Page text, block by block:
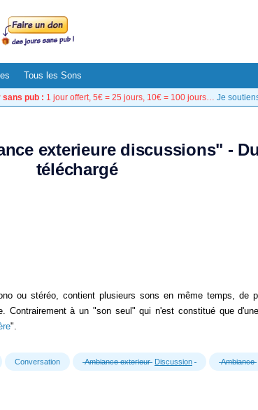
Tous les Sons
sans pub : 1 jour offert, 5€ = 25 jours, 10€ = 100 jours… Je
exterieure discussions" -
téléchargé
ou stéréo, contient plusieurs sons en même temps, de
Contrairement à un "son seul" qui n'est constitué que
".
Conversation Ambiance exterieur Discussion Ambiance